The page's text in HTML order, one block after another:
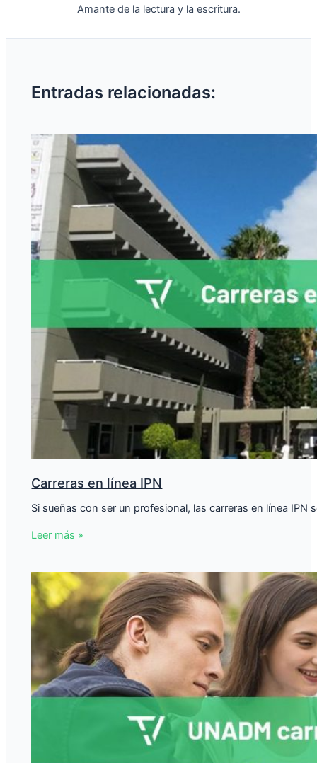
Amante de la lectura y la escritura.
Entradas relacionadas:
Carreras en línea IPN
Si sueñas con ser un profesional, las carreras en línea
Leer más »